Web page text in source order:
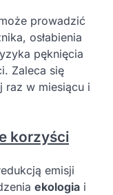
prowadzić
osłabienia
pęknięcia
Zaleca się
raz w miesiącu i
korzyści
emisji
ekologia i